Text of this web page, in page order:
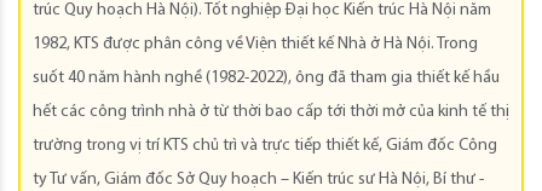
trúc Quy hoạch Hà Nội). Tốt nghiệp Đại học Kiến trúc Hà Nội năm
1982, KTS được phân công về Viện thiết kế Nhà ở Hà Nội. Trong
suốt 40 năm hành nghề (1982-2022), ông đã tham gia thiết kế hầu
hết các công trình nhà ở từ thời bao cấp tới thời mở của kinh tế thị
trường trong vị trí KTS chủ trì và trực tiếp thiết kế, Giám đốc Công
ty Tư vấn, Giám đốc Sở Quy hoạch – Kiến trúc sư Hà Nội, Bí thư -